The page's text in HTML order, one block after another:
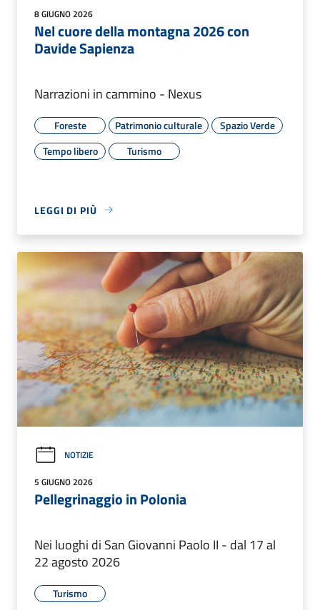
8 GIUGNO 2026
Nel cuore della montagna 2026 con
Davide Sapienza
Narrazioni in cammino - Nexus
Foreste Patrimonio culturale
Spazio Verde
Tempo libero
Turismo
LEGGI DI PIÙ
NOTIZIE
5 GIUGNO 2026
Pellegrinaggio in Polonia
Nei luoghi di San Giovanni Paolo II - dal 17 al
22 agosto 2026
Turismo